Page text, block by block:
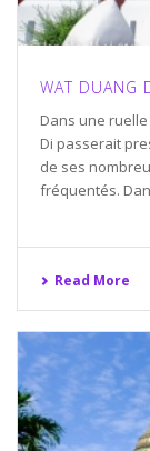
WAT DUANG
Dans une
Di passerait
de ses
fréquentés.
Read More